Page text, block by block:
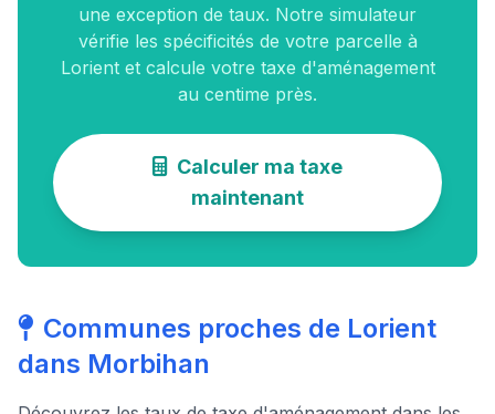
une exception de taux. Notre simulateur
vérifie les spécificités de votre parcelle à
Lorient et calcule votre taxe d'aménagement
au centime près.
Calculer ma taxe
maintenant
Communes proches de Lorient
dans Morbihan